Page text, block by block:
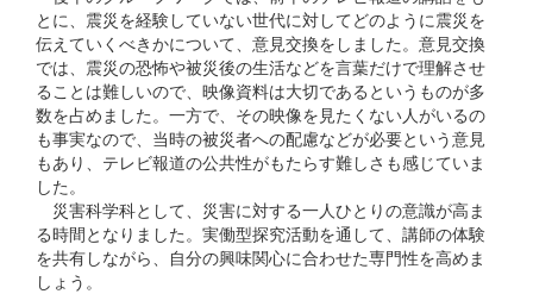
とに、震災を経験していない世代に対してどのように震災を
伝えていくべきかについて、意見交換をしました。意見交換
では、震災の恐怖や被災後の生活などを言葉だけで理解させ
ることは難しいので、映像資料は大切であるというものが多
数を占めました。一方で、その映像を見たくない人がいるの
も事実なので、当時の被災者への配慮などが必要という意見
もあり、テレビ報道の公共性がもたらす難しさも感じていま
した。
災害科学科として、災害に対する一人ひとりの意識が高ま
る時間となりました。実働型探究活動を通して、講師の体験
を共有しながら、自分の興味関心に合わせた専門性を高めま
しょう。